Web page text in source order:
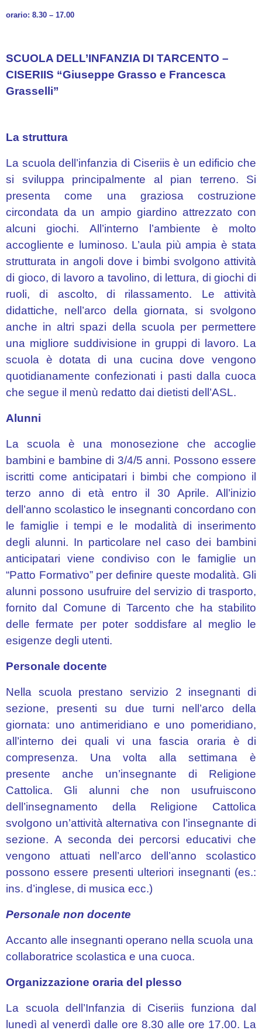
d’Istituto
CONTINUITA’
Regolamento
d’Istituto
Regolamento
per
le
riunioni
a
distanza
Regolamento
Istituto
per
la
Didattica
Digitale
Integrata
siti
tematici
Segreteria
–
URP
Organigramma
Segreteria
a.
s.
2022/23
Contatti
e
orari
ISCRIZIONI
Libri
di
testo
Assicurazione
scolastica
DOCENTI
Disposizioni
Permanenti
Circolari
Docenti
Modulistica
Docenti
MODULISTICA
RISERVATA
Psicopedagogico
Eventi
Culturali
orario: 8.30 – 17.00
SCUOLA DELL’INFANZIA DI TARCENTO –
CISERIIS “Giuseppe Grasso e Francesca
Grasselli”
La struttura
La scuola dell’infanzia di Ciseriis è un edificio che
si sviluppa principalmente al pian terreno. Si
presenta come una graziosa costruzione
circondata da un ampio giardino attrezzato con
alcuni giochi. All’interno l’ambiente è molto
accogliente e luminoso. L’aula più ampia è stata
strutturata in angoli dove i bimbi svolgono attività
di gioco, di lavoro a tavolino, di lettura, di giochi di
ruoli, di ascolto, di rilassamento. Le attività
didattiche, nell’arco della giornata, si svolgono
anche in altri spazi della scuola per permettere
una migliore suddivisione in gruppi di lavoro. La
scuola è dotata di una cucina dove vengono
quotidianamente confezionati i pasti dalla cuoca
che segue il menù redatto dai dietisti dell’ASL.
Alunni
La scuola è una monosezione che accoglie
bambini e bambine di 3/4/5 anni. Possono essere
iscritti come anticipatari i bimbi che compiono il
terzo anno di età entro il 30 Aprile. All’inizio
dell’anno scolastico le insegnanti concordano con
le famiglie i tempi e le modalità di inserimento
degli alunni. In particolare nel caso dei bambini
anticipatari viene condiviso con le famiglie un
“Patto Formativo” per definire queste modalità. Gli
alunni possono usufruire del servizio di trasporto,
fornito dal Comune di Tarcento che ha stabilito
delle fermate per poter soddisfare al meglio le
esigenze degli utenti.
Personale docente
Nella scuola prestano servizio 2 insegnanti di
sezione, presenti su due turni nell’arco della
giornata: uno antimeridiano e uno pomeridiano,
all’interno dei quali vi una fascia oraria è di
compresenza. Una volta alla settimana è
presente anche un’insegnante di Religione
Cattolica. Gli alunni che non usufruiscono
dell’insegnamento della Religione Cattolica
svolgono un’attività alternativa con l’insegnante di
sezione. A seconda dei percorsi educativi che
vengono attuati nell’arco dell’anno scolastico
possono essere presenti ulteriori insegnanti (es.:
ins. d’inglese, di musica ecc.)
Personale non docente
Accanto alle insegnanti operano nella scuola una
collaboratrice scolastica e una cuoca.
Organizzazione oraria del plesso
La scuola dell’Infanzia di Ciseriis funziona dal
lunedì al venerdì dalle ore 8.30 alle ore 17.00. La